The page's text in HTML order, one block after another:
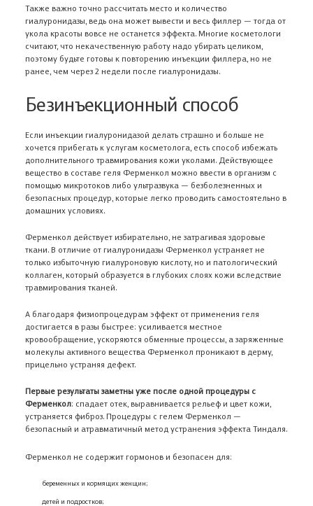
Также важно точно рассчитать место и количество
гиалуронидазы, ведь она может вывести и весь филлер — тогда от
укола красоты вовсе не останется эффекта. Многие косметологи
считают, что некачественную работу надо убирать целиком,
поэтому будьте готовы к повторению инъекции филлера, но не
ранее, чем через 2 недели после гиалуронидазы.
Безинъекционный способ
Если инъекции гиалуронидазой делать страшно и больше не
хочется прибегать к услугам косметолога, есть способ избежать
дополнительного травмирования кожи уколами. Действующее
вещество в составе геля Ферменкол можно ввести в организм с
помощью микротоков либо ультразвука — безболезненных и
безопасных процедур, которые легко проводить самостоятельно в
домашних условиях.
Ферменкол действует избирательно, не затрагивая здоровые
ткани. В отличие от гиалуронидазы Ферменкол устраняет не
только избыточную гиалуроновую кислоту, но и патологический
коллаген, который образуется в глубоких слоях кожи вследствие
травмирования тканей.
А благодаря физиопроцедурам эффект от применения геля
достигается в разы быстрее: усиливается местное
кровообращение, ускоряются обменные процессы, а заряженные
молекулы активного вещества Ферменкол проникают в дерму,
прицельно устраняя дефект.
Первые результаты заметны уже после одной процедуры с
Ферменкол: спадает отек, выравнивается рельеф и цвет кожи,
устраняется фиброз. Процедуры с гелем Ферменкол —
безопасный и атравматичный метод устранения эффекта Тиндаля.
Ферменкол не содержит гормонов и безопасен для:
беременных и кормящих женщин;
детей и подростков;